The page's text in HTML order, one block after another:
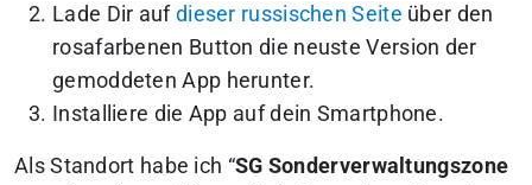
Lade Dir auf dieser russischen Seite über den
rosafarbenen Button die neuste Version der
gemoddeten App herunter.
Installiere die App auf dein Smartphone.
Als Standort habe ich “SG Sonderverwaltungszone